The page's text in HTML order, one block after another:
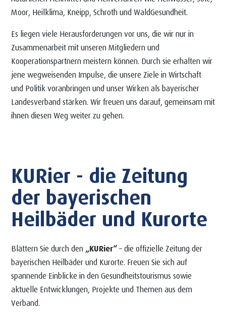
Moor, Heilklima, Kneipp, Schroth und WaldGesundheit.
Es liegen viele Herausforderungen vor uns, die wir nur in
Zusammenarbeit mit unseren Mitgliedern und
Kooperationspartnern meistern können. Durch sie erhalten wir
jene wegweisenden Impulse, die unsere Ziele in Wirtschaft
und Politik voranbringen und unser Wirken als bayerischer
Landesverband stärken. Wir freuen uns darauf, gemeinsam mit
ihnen diesen Weg weiter zu gehen.
KURier - die Zeitung
der bayerischen
Heilbäder und Kurorte
Blättern Sie durch den „KURier“– die offizielle Zeitung der
bayerischen Heilbäder und Kurorte. Freuen Sie sich auf
spannende Einblicke in den Gesundheitstourismus sowie
aktuelle Entwicklungen, Projekte und Themen aus dem
Verband.